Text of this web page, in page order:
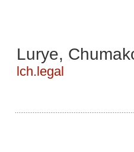
Lurye,
lch.legal